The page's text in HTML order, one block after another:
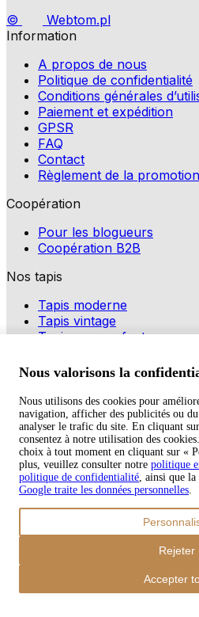
©
Webtom.pl
Information
A propos de nous
Politique de confidentialité
Conditions générales
Paiement et expédition
GPSR
FAQ
Contact
Règlement de la promotion
Coopération
Pour les blogueurs
Coopération B2B
Nos tapis
Tapis moderne
Tapis vintage
Tapis pour enfants
Modes de paiement
Copyright © 2026 TAPISO
Nous valorisons la
Nous utilisons des cookies pour
navigation, afficher des publicités ou
analyser le trafic du site. En cliquant
consentez à notre utilisation des
choix à tout moment en cliquant sur «
plus, veuillez consulter notre politique
politique de confidentialité, ainsi que la
Google traite les données personnelles.
Rejeter
Accepter
Panier
0,00
0,00
Poursuivre les achats